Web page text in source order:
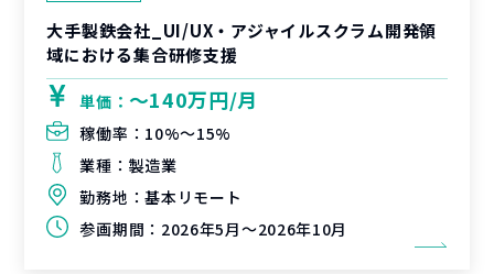
大手製鉄会社_UI/UX・アジャイルスクラム開発領
域における集合研修支援
単価： 〜140万円/月
稼働率： 10%〜15%
業種： 製造業
勤務地：基本リモート
参画期間： 2026年5月～2026年10月